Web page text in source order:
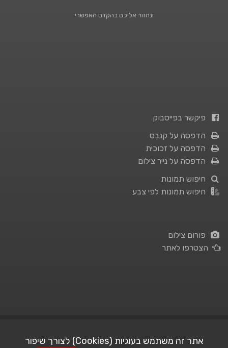
ונחזור אליכם בהקדם האפשרי
פיקשר בפייסבוק
הדפסה על קנבס
הדפסה על זכוכית
הדפסה על נייר צילום
חיפוש תמונות
חיפוש תמונות לפי צבע
פורום צילום
הצטרפו לאתר
אתר זה משתמש בעוגיות (Cookies) לצורך שיפור